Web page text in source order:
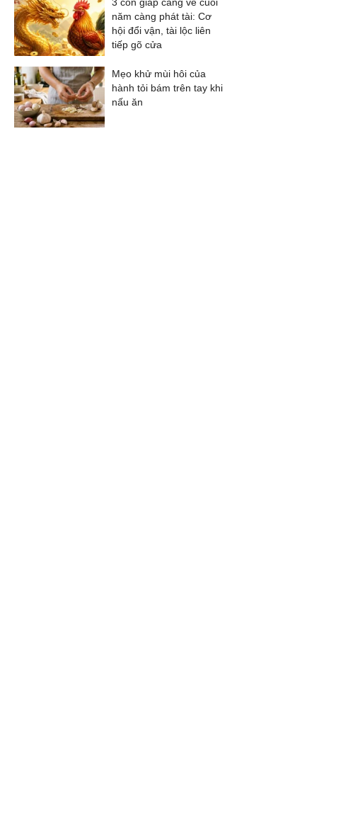
năm càng phát tài: Cơ
hội đổi vận, tài lộc liên
tiếp gõ cửa
Mẹo khử mùi hôi của
hành tỏi bám trên tay khi
nấu ăn